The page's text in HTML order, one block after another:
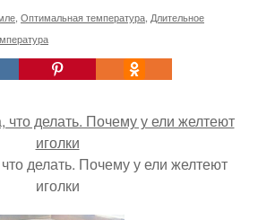
Оптимальная температура Длительное
делать. Почему у ели желтеют
иголки